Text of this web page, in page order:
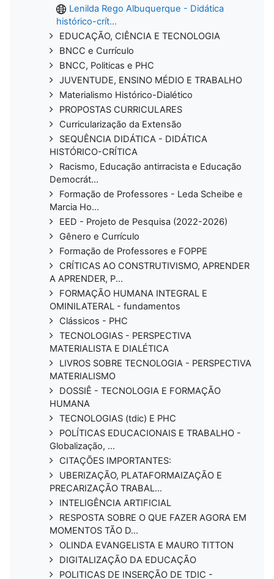
Lenilda Rego Albuquerque - Didática
histórico-crít...
EDUCAÇÃO, CIÊNCIA E TECNOLOGIA
BNCC e Currículo
BNCC, Politicas e PHC
JUVENTUDE, ENSINO MÉDIO E TRABALHO
Materialismo Histórico-Dialético
PROPOSTAS CURRICULARES
Curricularização da Extensão
SEQUÊNCIA DIDÁTICA - DIDÁTICA
HISTÓRICO-CRÍTICA
Racismo, Educação antirracista e Educação
Democrát...
Formação de Professores - Leda Scheibe e
Marcia Ho...
EED - Projeto de Pesquisa (2022-2026)
Gênero e Currículo
Formação de Professores e FOPPE
CRÍTICAS AO CONSTRUTIVISMO, APRENDER
A APRENDER, P...
FORMAÇÃO HUMANA INTEGRAL E
OMINILATERAL - fundamentos
Clássicos - PHC
TECNOLOGIAS - PERSPECTIVA
MATERIALISTA E DIALÉTICA
LIVROS SOBRE TECNOLOGIA - PERSPECTIVA
MATERIALISMO
DOSSIÊ - TECNOLOGIA E FORMAÇÃO
HUMANA
TECNOLOGIAS (tdic) E PHC
POLÍTICAS EDUCACIONAIS E TRABALHO -
Globalização, ...
CITAÇÕES IMPORTANTES:
UBERIZAÇÃO, PLATAFORMAIZAÇÃO E
PRECARIZAÇÃO TRABAL...
INTELIGÊNCIA ARTIFICIAL
RESPOSTA SOBRE O QUE FAZER AGORA EM
MOMENTOS TÃO D...
OLINDA EVANGELISTA E MAURO TITTON
DIGITALIZAÇÃO DA EDUCAÇÃO
POLITICAS DE INSERÇÃO DE TDIC -